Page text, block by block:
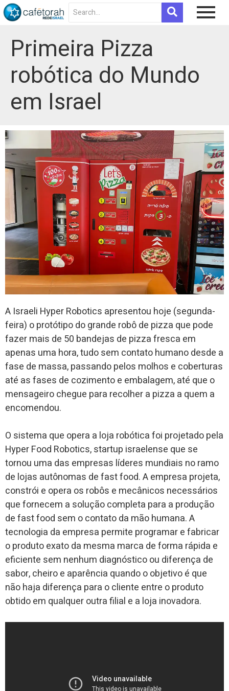
Primeira Pizza
robótica do Mundo
em Israel
A Israeli Hyper Robotics apresentou hoje (segunda-
feira) o protótipo do grande robô de pizza que pode
fazer mais de 50 bandejas de pizza fresca em
apenas uma hora, tudo sem contato humano desde a
fase de massa, passando pelos molhos e coberturas
até as fases de cozimento e embalagem, até que o
mensageiro chegue para recolher a pizza a quem a
encomendou.
O sistema que opera a loja robótica foi projetado pela
Hyper Food Robotics, startup israelense que se
tornou uma das empresas líderes mundiais no ramo
de lojas autônomas de fast food. A empresa projeta,
constrói e opera os robôs e mecânicos necessários
que fornecem a solução completa para a produção
de fast food sem o contato da mão humana. A
tecnologia da empresa permite programar e fabricar
o produto exato da mesma marca de forma rápida e
eficiente sem nenhum diagnóstico ou diferença de
sabor, cheiro e aparência quando o objetivo é que
não haja diferença para o cliente entre o produto
obtido em qualquer outra filial e a loja inovadora.